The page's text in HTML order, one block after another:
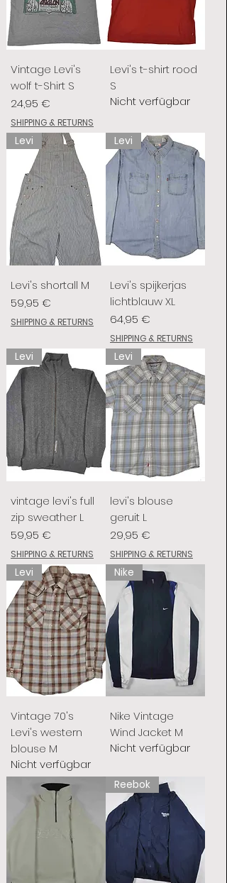
Vintage Levi's
wolf t-Shirt S
Preis
24,95 €
SHIPPING & RETURNS
Levi's t-shirt rood
S
Nicht verfügbar
Levi
Levi's shortall M
Preis
59,95 €
SHIPPING & RETURNS
Levi
Levi's spijkerjas
lichtblauw XL
Preis
64,95 €
SHIPPING & RETURNS
Levi
vintage levi's full
zip sweather L
Preis
59,95 €
SHIPPING & RETURNS
Levi
levi's blouse
geruit L
Preis
29,95 €
SHIPPING & RETURNS
Levi
Vintage 70's
Levi's western
blouse M
Nicht verfügbar
Nike
Nike Vintage
Wind Jacket M
Nicht verfügbar
Reebok